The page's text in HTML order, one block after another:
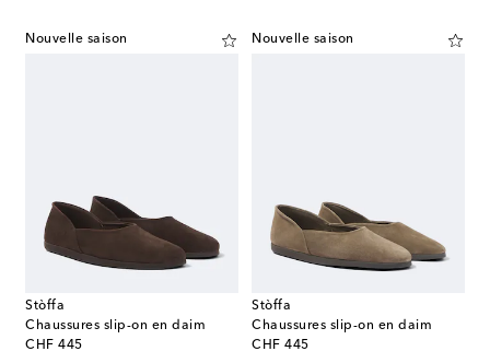
Nouvelle saison
Stòffa
Chaussures slip-on en daim
CHF 445
original price
Nouvelle saison
Stòffa
Chaussures slip-on en daim
CHF 445
original price